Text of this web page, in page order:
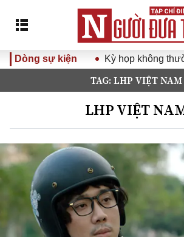
Dòng sự kiện Kỳ họp không
TAG: LHP VIỆT NAM
LHP VIỆT